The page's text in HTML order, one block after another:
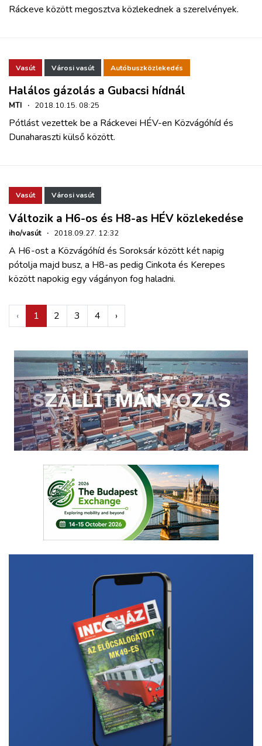
Ráckeve között megosztva közlekednek a szerelvények.
Vasút Városi vasút Autóbuszközlekedés
Halálos gázolás a Gubacsi hídnál
MTI · 2018.10.15. 08:25
Pótlást vezettek be a Ráckevei HÉV-en Közvágóhíd és
Dunaharaszti külső között.
Vasút Városi vasút
Változik a H6-os és H8-as HÉV közlekedése
iho/vasút · 2018.09.27. 12:32
A H6-ost a Közvágóhíd és Soroksár között két napig
pótolja majd busz, a H8-as pedig Cinkota és Kerepes
között napokig egy vágányon fog haladni.
‹ 1 2 3 4 ›